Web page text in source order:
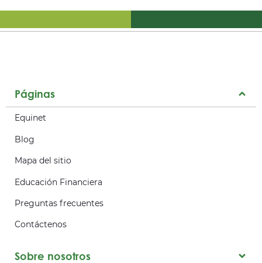
Páginas
Equinet
Blog
Mapa del sitio
Educación Financiera
Preguntas frecuentes
Contáctenos
Sobre nosotros